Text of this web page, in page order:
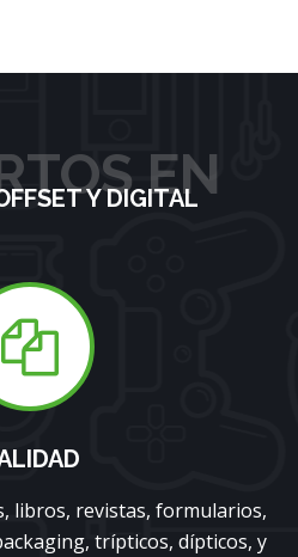
EN
Y DIGITAL
libros, revistas, formularios,
trípticos, dípticos, y